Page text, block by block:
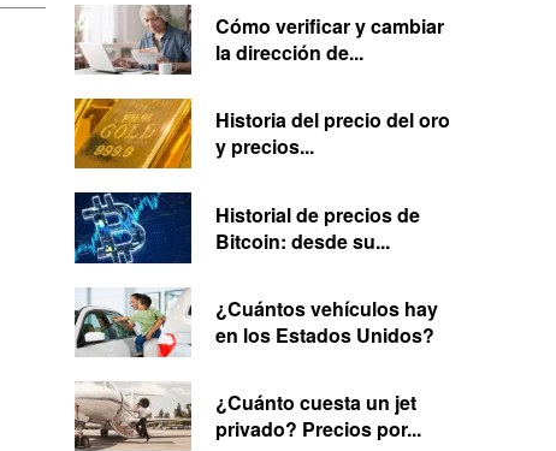
Cómo verificar y cambiar
la dirección de...
Historia del precio del oro
y precios...
Historial de precios de
Bitcoin: desde su...
¿Cuántos vehículos hay
en los Estados Unidos?
¿Cuánto cuesta un jet
privado? Precios por...